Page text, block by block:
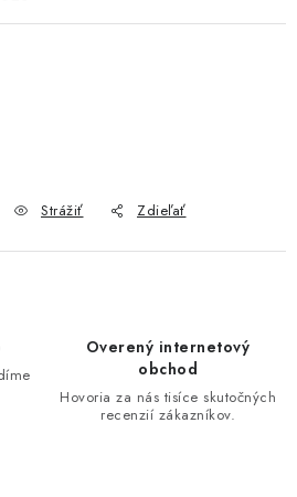
Strážiť Zdieľať
Overený internetový
obchod
Hovoria za nás tisíce skutočných
recenzií zákazníkov.